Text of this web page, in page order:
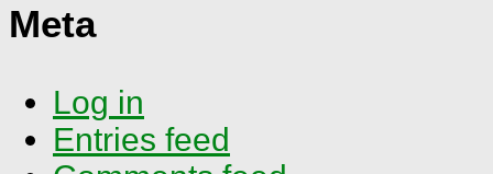
Meta
Log in
Entries feed